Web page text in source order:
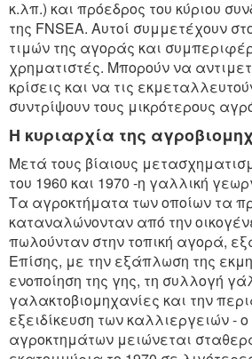
κ.λπ.) και πρόεδρος του κύριου
της FNSEA. Αυτοί συμμετέχουν
τιμών της αγοράς και
χρηματιστές. Μπορούν να
κρίσεις και να τις
συντρίψουν τους μικρότερους
Η κυριαρχία της
Μετά τους βίαιους
του 1960 και 1970 -η γαλλική
Τα αγροκτήματα των οποίων τα
καταναλώνονταν από την
πωλούνταν στην τοπική αγορά,
Επίσης, με την εξάπλωση της
ενοποίηση της γης, τη συλλογή
γαλακτοβιομηχανίες και την
εξειδίκευση των καλλιεργειών -
αγροκτημάτων μειώνεται